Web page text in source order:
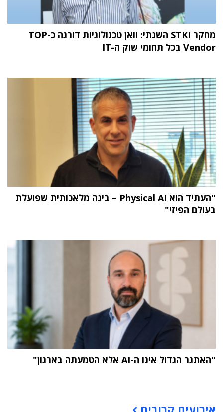
מחקר STKI השנתי: וואן טכנולוגיות דורגה כ-TOP
Vendor בכל תחומי שוק ה-IT
"העתיד הוא Physical AI – בינה מלאכותית שפועלת
בעולם הפיזי"
"האתגר הגדול אינו ה-AI אלא הטמעתה בארגון"
אירועים קרובים